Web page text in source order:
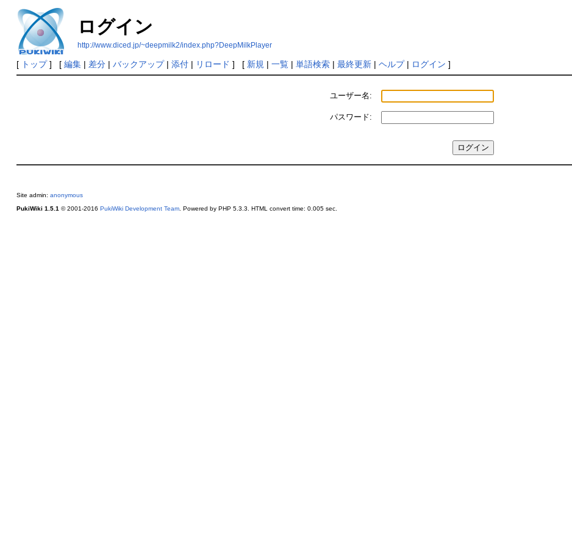
ログイン
http://www.diced.jp/~deepmilk2/index.php?DeepMilkPlayer
[ トップ] [ 編集| 差分| バックアップ| 添付| リロード ] [ 新規 | 一覧| 単語検索| 最終更新| ヘルプ| ログイン ]
ユーザー名:
パスワード:
Site admin: anonymous
PukiWiki 1.5.1 © 2001-2016 PukiWiki Development Team. Powered by PHP 5.3.3. HTML convert time: 0.005 sec.